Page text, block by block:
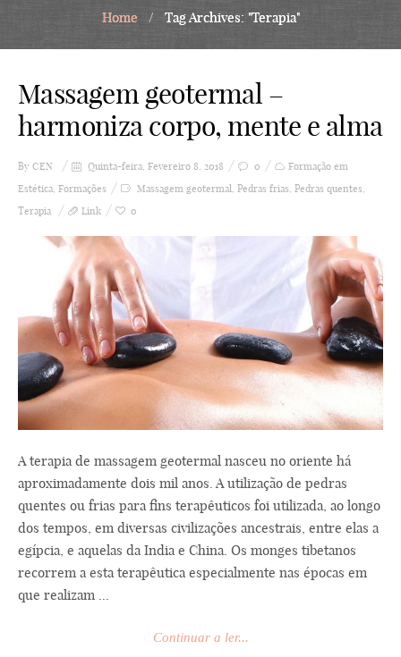
Home / Tag Archives: "Terapia"
Massagem geotermal –
harmoniza corpo, mente e alma
By CEN Quinta-feira, Fevereiro 8, 2018 0
Formação em
Estética, Formações Massagem geotermal, Pedras frias, Pedras quentes,
Terapia
Link 0
A terapia de massagem geotermal nasceu no oriente há
aproximadamente dois mil anos. A utilização de pedras
quentes ou frias para fins terapêuticos foi utilizada, ao longo
dos tempos, em diversas civilizações ancestrais, entre elas a
egípcia, e aquelas da India e China. Os monges tibetanos
recorrem a esta terapêutica especialmente nas épocas em
que realizam ...
Continuar a ler...